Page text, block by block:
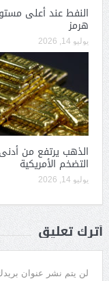
النفط عند أعلى
هرمز
يوليو 14, 2026
الذهب يرتفع من
التضخم الأمريكية
يوليو 14, 2026
أترك تعليق
لن يتم نشر عنوان